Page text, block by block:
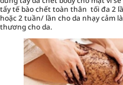
tẩy tế bào chết toàn thân tối đa 2
hoặc 2 tuần/ lần cho da nhạy cảm
thương cho da.